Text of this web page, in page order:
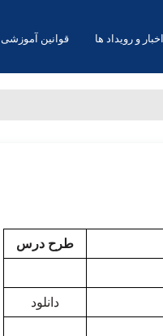
اخبار و رویداد ها قوانین آموزشی
طرح درس
دانلود